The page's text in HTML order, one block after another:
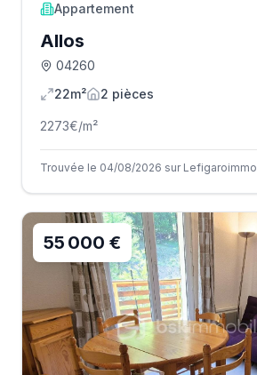
Appartement
Allos
04260
22m²
2 pièces
2273€/m²
Trouvée le 04/08/2026 sur Lefigaroimmo
55 000 €